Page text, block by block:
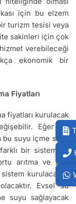
için bu elzem
turizm tesisi veya
sakinleri için çok
verebileceği
ekonomik bir
Fiyatları
fiyatları kurulacak
Eğer bir
suyu içme suyu
bir sistem ve
arıtma ve ağır
kurulacaksa
Evsel su
suyu sağlayacak